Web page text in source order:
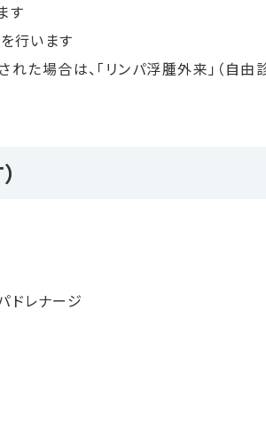
す
行います
た場合は、「リンパ浮腫外来」（自由
ドレナージ